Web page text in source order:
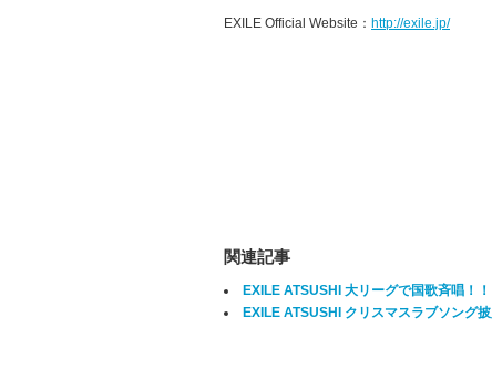
EXILE Official Website： http://exile.jp/
関連記事
EXILE ATSUSHI 大リーグで国歌斉唱！！
EXILE ATSUSHI クリスマスラブソング